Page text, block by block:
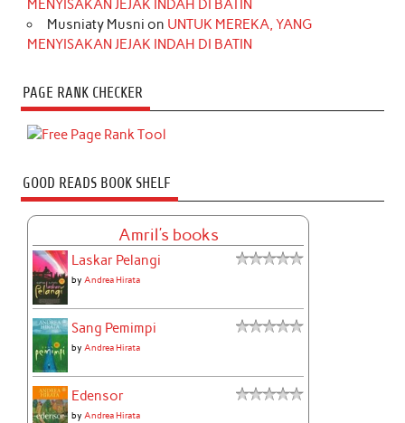
MENYISAKAN JEJAK INDAH DI BATIN
Musniaty Musni on UNTUK MEREKA, YANG
MENYISAKAN JEJAK INDAH DI BATIN
PAGE RANK CHECKER
GOOD READS BOOK SHELF
Amril's books
Laskar Pelangi
byAndrea Hirata
Sang Pemimpi
byAndrea Hirata
Edensor
byAndrea Hirata